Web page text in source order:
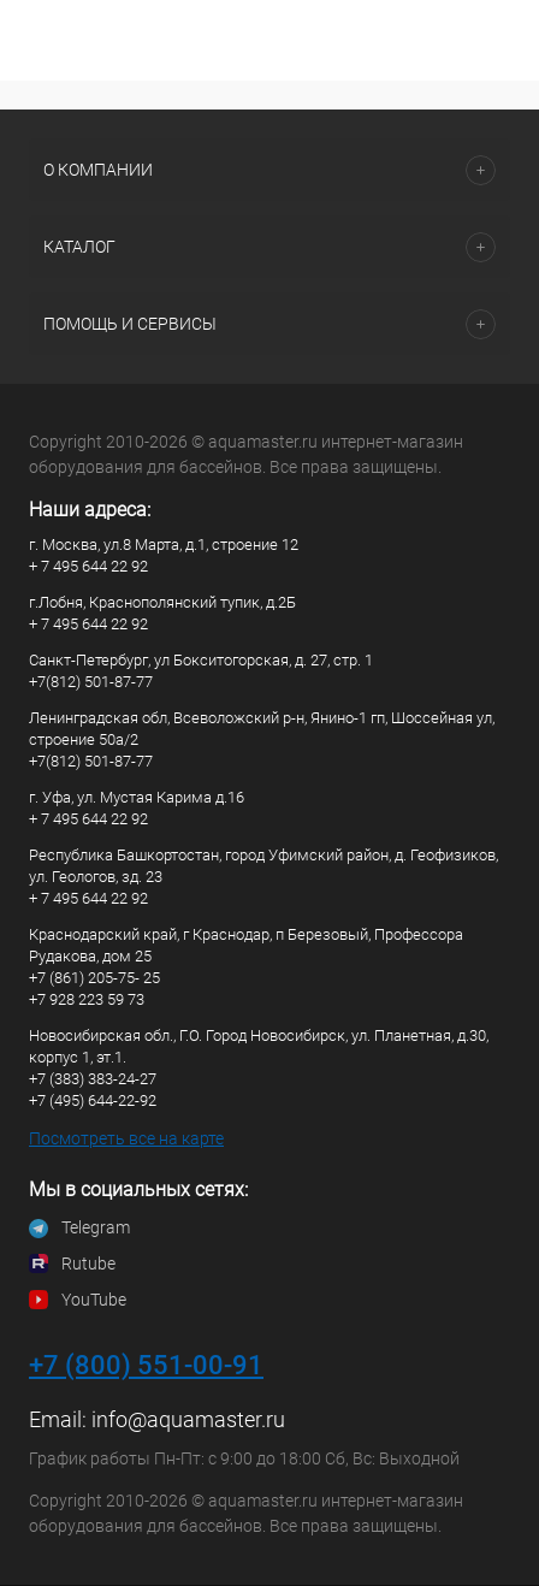
О КОМПАНИИ
КАТАЛОГ
ПОМОЩЬ И СЕРВИСЫ
Copyright 2010-2026 © aquamaster.ru интернет-магазин
оборудования для бассейнов. Все права защищены.
Наши адреса:
г. Москва, ул.8 Марта, д.1, строение 12
+ 7 495 644 22 92
г.Лобня, Краснополянский тупик, д.2Б
+ 7 495 644 22 92
Санкт-Петербург, ул Бокситогорская, д. 27, стр. 1
+7(812) 501-87-77
Ленинградская обл, Всеволожский р-н, Янино-1 гп, Шоссейная ул,
строение 50а/2
+7(812) 501-87-77
г. Уфа, ул. Мустая Карима д.16
+ 7 495 644 22 92
Республика Башкортостан, город Уфимский район, д. Геофизиков,
ул. Геологов, зд. 23
+ 7 495 644 22 92
Краснодарский край, г Краснодар, п Березовый, Профессора
Рудакова, дом 25
+7 (861) 205-75- 25
+7 928 223 59 73
Новосибирская обл., Г.О. Город Новосибирск, ул. Планетная, д.30,
корпус 1, эт.1.
+7 (383) 383-24-27
+7 (495) 644-22-92
Посмотреть все на карте
Мы в социальных сетях:
Telegram
Rutube
YouTube
+7 (800) 551-00-91
Email: info@aquamaster.ru
График работы Пн-Пт: с 9:00 до 18:00 Сб, Вс: Выходной
Copyright 2010-2026 © aquamaster.ru интернет-магазин
оборудования для бассейнов. Все права защищены.